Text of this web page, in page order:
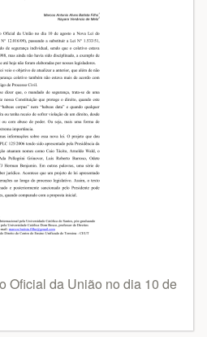
Oficial da União no dia 10 de